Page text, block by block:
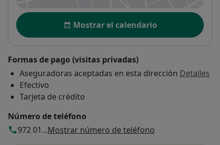
Disponibilidad
Mostrar el calendario
Formas de pago (visitas privadas)
Aseguradoras aceptadas en esta dirección Detalles
Efectivo
Tarjeta de crédito
Número de teléfono
972 01...Mostrar número de teléfono